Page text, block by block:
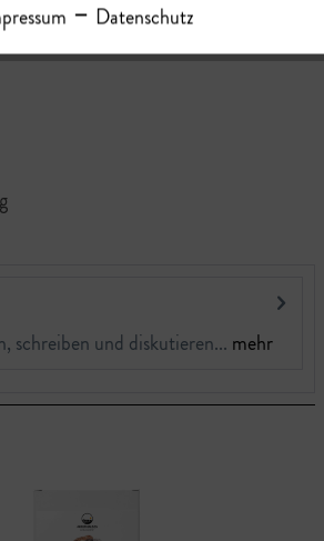
schreiben und diskutieren... mehr
Datenschutz